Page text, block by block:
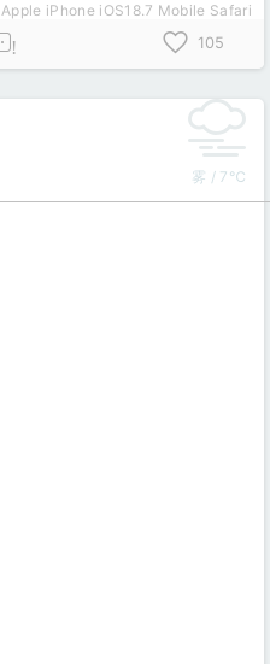
Apple iPhone iOS18.7 Mobile Safari
! 105
雾 / 7℃